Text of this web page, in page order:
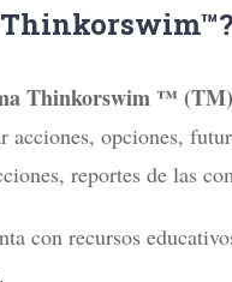
Thinkorswim™?
Thinkorswim ™
acciones, opciones,
reportes de las
con recursos